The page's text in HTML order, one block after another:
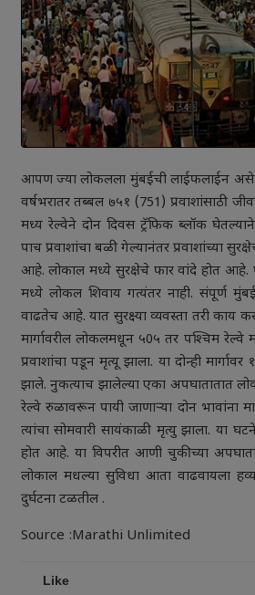
आपण ज्या लोकलला मुंबईची लाईफलाईन असे
वर्षभरातर तब्बल ७५१ (751) प्रवाशांसाठी
मध्य रेल्वेने दोन दिवस ट्रॅफिक ब्लॉक घेतल्याने
पाच प्रवाशांचा बळी गेल्यानंतर प्रवाशांच्या
आहे. लोकाल मध्ये सुरक्षेचे फार वांदे होत
मध्ये लोकल शिवाय गत्यंतर नाही. संपूर्ण
वाढतेच आहे. यात सुरक्ष्या व्यवस्ता तरी काय
मार्गावरील लोकलमधून ५0५ तर पश्‍चिम रेल्वे
प्रवाशांचा पडून मृत्यू झाला. या दोन्ही
झाले. नुकत्याच झालेल्या एका अपघातातात
रेल्वे रुळावरून पायी जाणार्‍या दोन भावांना
त्यांचा सोमवारी सायंकाळी मृत्यु झाला. या
होत आहे. या विपरीत आणी चुकीच्या
लोकाल मधल्या सुविधा आता वाढवायला
दुर्घटना टळतील .
Source :Marathi Unlimited
Like